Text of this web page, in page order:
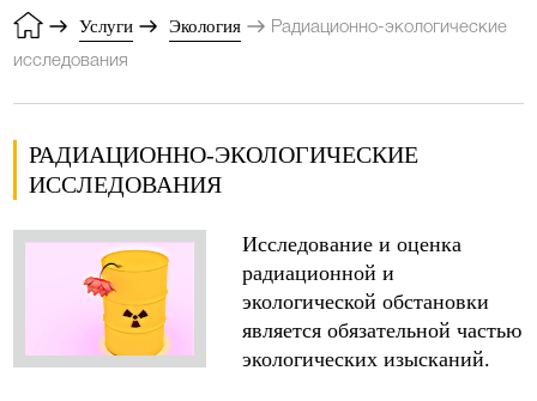
Услуги Экология
Радиационно-экологические
исследования
РАДИАЦИОННО-ЭКОЛОГИЧЕСКИЕ
ИССЛЕДОВАНИЯ
Исследование и оценка
радиационной и
экологической обстановки
является обязательной частью
экологических изысканий.